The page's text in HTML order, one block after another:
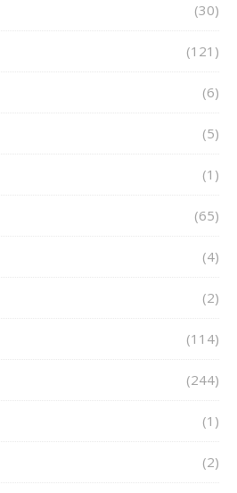
(30)
(121)
(6)
(5)
(1)
(65)
(4)
(2)
(114)
(244)
(1)
(2)